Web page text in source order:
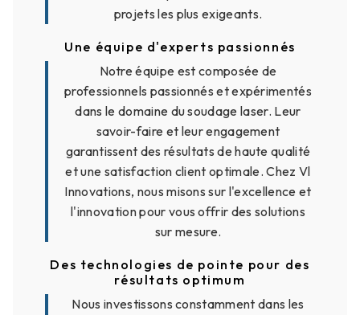
projets les plus exigeants.
Une équipe d'experts passionnés
Notre équipe est composée de
professionnels passionnés et expérimentés
dans le domaine du soudage laser. Leur
savoir-faire et leur engagement
garantissent des résultats de haute qualité
et une satisfaction client optimale. Chez Vl
Innovations, nous misons sur l'excellence et
l'innovation pour vous offrir des solutions
sur mesure.
Des technologies de pointe pour des
résultats optimum
Nous investissons constamment dans les